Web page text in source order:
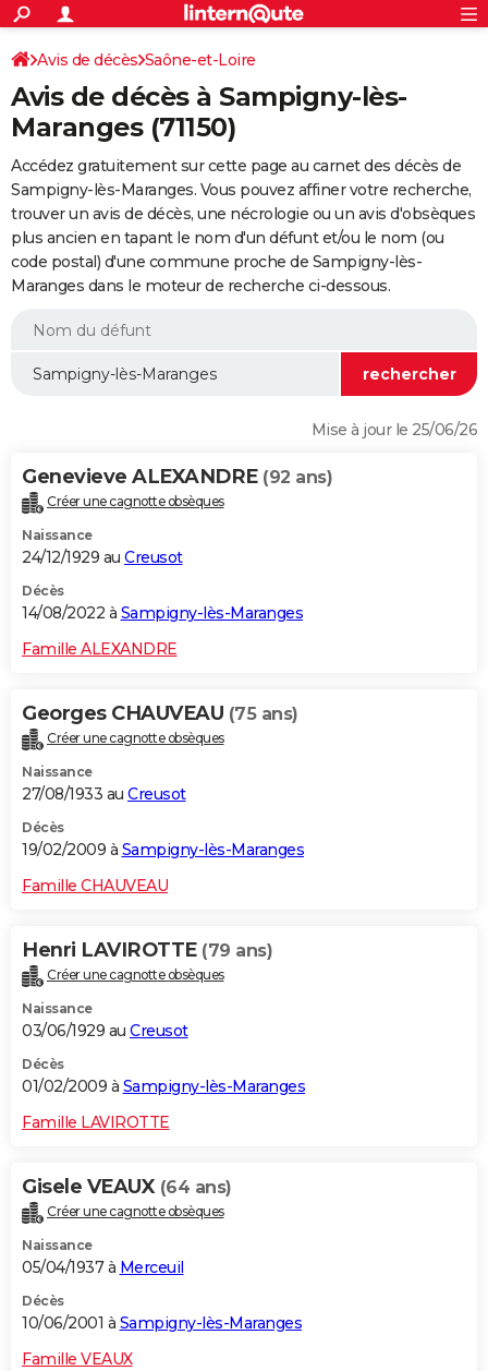
ACTUALITÉS
Politique
Société
Faits Divers
Education
Monde
Villes
+
SPORT
Coupe du monde 2026
Football
Tennis
Cyclisme
Rugby
Forum
FINANCE
Retraite
Impôts
Epargne
Immobilier
Risques naturels par ville
Banque
Assurance
Crédit
AUTO
Essais
Réserver un essai
Citadines
Berlines
SUV
Forum auto
+
HIGH-TECH
Mobiles
Meilleur smartphone
Internet
Ordinateurs
Jeux vidéo
Guide high-tech
+
BRICOLAGE
Forum
Aménagement intérieur
Extérieur
Cuisine
Salle de bains
Jardinage
Rangement
WEEK-END
Guides de France
Escapades
Patrimoine
Expositions
Musées
Week-end nature
LIFESTYLE
Alimentation
Guide de la santé
Maladies
Médicaments
Sommeil
VOYAGE
Destinations
City break
Voyage nature
Voyage de noces
Forum
Climat
+PHOTO
GUIDES D'ACHAT
BONS PLANS
CARTE DE VOEUX
Dictionnaire
Biographies
Citations
Expressions
Proverbes
PROGRAMME TV
COPAINS D'AVANT
S'inscrire
Se connecter
Lycées
Collèges
Primaires
Universités
Entreprises
Service militaire
Avis de recherche
AVIS DE DÉCÈS
S'inscrire
Connexion
Avis de décès Saône-et-Loire
Avis de décès à Sampigny-lès-
Maranges (71150)
Accédez gratuitement sur cette page au carnet des décès de
Sampigny-lès-Maranges. Vous pouvez affiner votre recherche,
trouver un avis de décès, une nécrologie ou un avis d'obsèques
plus ancien en tapant le nom d'un défunt et/ou le nom (ou
code postal) d'une commune proche de Sampigny-lès-
Maranges dans le moteur de recherche ci-dessous.
Mise à jour le 25/06/26
Genevieve ALEXANDRE (92 ans)
Créer une cagnotte obsèques
Naissance
24/12/1929 au Creusot
Décès
14/08/2022 à Sampigny-lès-Maranges
Famille ALEXANDRE
Georges CHAUVEAU (75 ans)
Créer une cagnotte obsèques
Naissance
27/08/1933 au Creusot
Décès
19/02/2009 à Sampigny-lès-Maranges
Famille CHAUVEAU
Henri LAVIROTTE (79 ans)
Créer une cagnotte obsèques
Naissance
03/06/1929 au Creusot
Décès
01/02/2009 à Sampigny-lès-Maranges
Famille LAVIROTTE
Gisele VEAUX (64 ans)
Créer une cagnotte obsèques
Naissance
05/04/1937 à Merceuil
Décès
10/06/2001 à Sampigny-lès-Maranges
Famille VEAUX